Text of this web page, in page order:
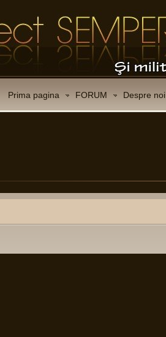
Prima pagina FORUM Despre noi